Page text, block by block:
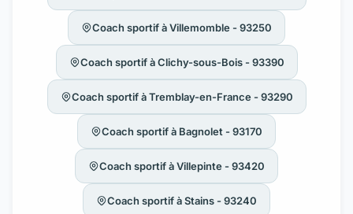
Coach sportif à Villemomble - 93250
Coach sportif à Clichy-sous-Bois - 93390
Coach sportif à Tremblay-en-France - 93290
Coach sportif à Bagnolet - 93170
Coach sportif à Villepinte - 93420
Coach sportif à Stains - 93240